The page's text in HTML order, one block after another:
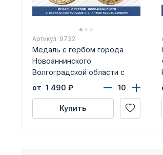
Артикул: 9732
Медаль с гербом города
Новоаннинского
Волгоградской области с
бланком удостоверения
от 1 490 ₽
Купить